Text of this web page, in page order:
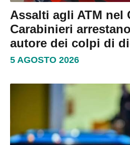
Assalti agli ATM nel
Carabinieri
autore dei colpi di
5 AGOSTO 2026